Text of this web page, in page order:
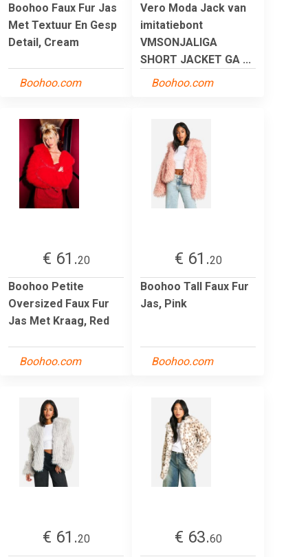
Boohoo Faux Fur Jas
Met Textuur En Gesp
Detail, Cream
Boohoo.com
Vero Moda Jack van
imitatiebont
VMSONJALIGA
SHORT JACKET GA ...
Boohoo.com
€ 61.20
Boohoo Petite
Oversized Faux Fur
Jas Met Kraag, Red
Boohoo.com
€ 61.20
Boohoo Tall Faux Fur
Jas, Pink
Boohoo.com
€ 61.20
€ 63.60